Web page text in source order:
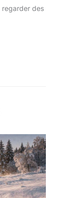
regarder des